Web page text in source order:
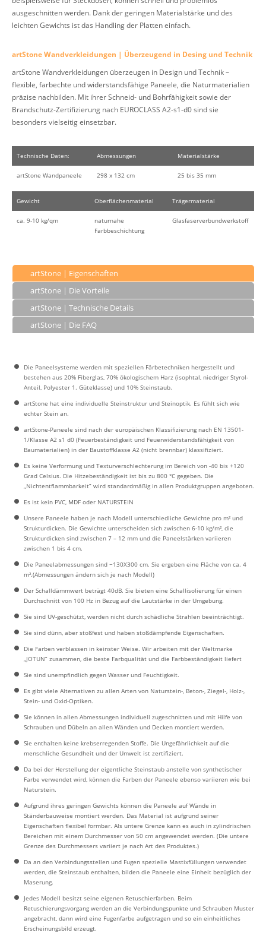
ausgeschnitten werden. Dank der geringen Materialstärke und des
leichten Gewichts ist das Handling der Platten einfach.
artStone Wandverkleidungen | Überzeugend in Desing und Technik
artStone Wandverkleidungen überzeugen in Design und Technik –
flexible, farbechte und widerstandsfähige Paneele, die Naturmaterialien
präzise nachbilden. Mit ihrer Schneid- und Bohrfähigkeit sowie der
Brandschutz-Zertifizierung nach EUROCLASS A2-s1-d0 sind sie
besonders vielseitig einsetzbar.
Technische Daten: Abmessungen Materialstärke
artStone Wandpaneele 298 x 132 cm 25 bis 35 mm
Gewicht Oberflächenmaterial Trägermaterial
ca. 9-10 kg/qm
naturnahe
Farbbeschichtung
Glasfaserverbundwerkstoff
artStone | Eigenschaften
artStone | Die Vorteile
artStone | Technische Details
artStone | Die FAQ
Die Paneelsysteme werden mit speziellen Färbetechniken hergestellt und
bestehen aus 20% Fiberglas, 70% ökologischem Harz (isophtal, niedriger Styrol-
Anteil, Polyester 1. Güteklasse) und 10% Steinstaub.
artStone hat eine individuelle Steinstruktur und Steinoptik. Es fühlt sich wie
echter Stein an.
artStone-Paneele sind nach der europäischen Klassifizierung nach EN 13501-
1/Klasse A2 s1 d0 (Feuerbeständigkeit und Feuerwiderstandsfähigkeit von
Baumaterialien) in der Baustoffklasse A2 (nicht brennbar) klassifiziert.
Es keine Verformung und Texturverschlechterung im Bereich von -40 bis +120
Grad Celsius. Die Hitzebeständigkeit ist bis zu 800 °C gegeben. Die
„Nichtentflammbarkeit” wird standardmäßig in allen Produktgruppen angeboten.
Es ist kein PVC, MDF oder NATURSTEIN
Unsere Paneele haben je nach Modell unterschiedliche Gewichte pro m² und
Strukturdicken. Die Gewichte unterscheiden sich zwischen 6-10 kg/m², die
Strukturdicken sind zwischen 7 – 12 mm und die Paneelstärken variieren
zwischen 1 bis 4 cm.
Die Paneelabmessungen sind ~130X300 cm. Sie ergeben eine Fläche von ca. 4
m².(Abmessungen ändern sich je nach Modell)
Der Schalldämmwert beträgt 40dB. Sie bieten eine Schallisolierung für einen
Durchschnitt von 100 Hz in Bezug auf die Lautstärke in der Umgebung.
Sie sind UV-geschützt, werden nicht durch schädliche Strahlen beeinträchtigt.
Sie sind dünn, aber stoßfest und haben stoßdämpfende Eigenschaften.
Die Farben verblassen in keinster Weise. Wir arbeiten mit der Weltmarke
„JOTUN” zusammen, die beste Farbqualität und die Farbbeständigkeit liefert
Sie sind unempfindlich gegen Wasser und Feuchtigkeit.
Es gibt viele Alternativen zu allen Arten von Naturstein-, Beton-, Ziegel-, Holz-,
Stein- und Oxid-Optiken.
Sie können in allen Abmessungen individuell zugeschnitten und mit Hilfe von
Schrauben und Dübeln an allen Wänden und Decken montiert werden.
Sie enthalten keine krebserregenden Stoffe. Die Ungefährlichkeit auf die
menschliche Gesundheit und der Umwelt ist zertifiziert.
Da bei der Herstellung der eigentliche Steinstaub anstelle von synthetischer
Farbe verwendet wird, können die Farben der Paneele ebenso variieren wie bei
Naturstein.
Aufgrund ihres geringen Gewichts können die Paneele auf Wände in
Ständerbauweise montiert werden. Das Material ist aufgrund seiner
Eigenschaften flexibel formbar. Als untere Grenze kann es auch in zylindrischen
Bereichen mit einem Durchmesser von 50 cm angewendet werden. (Die untere
Grenze des Durchmessers variiert je nach Art des Produktes.)
Da an den Verbindungsstellen und Fugen spezielle Mastixfüllungen verwendet
werden, die Steinstaub enthalten, bilden die Paneele eine Einheit bezüglich der
Maserung.
Jedes Modell besitzt seine eigenen Retuschierfarben. Beim
Retuschierungsvorgang werden an die Verbindungspunkte und Schrauben Muster
angebracht, dann wird eine Fugenfarbe aufgetragen und so ein einheitliches
Erscheinungsbild erzeugt.